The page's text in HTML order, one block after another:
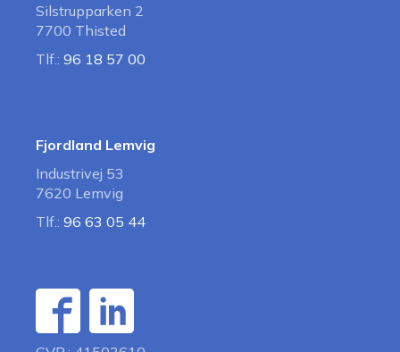
Silstrupparken 2
7700 Thisted
Tlf.: 96 18 57 00
Fjordland Lemvig
Industrivej 53
7620 Lemvig
Tlf.: 96 63 05 44